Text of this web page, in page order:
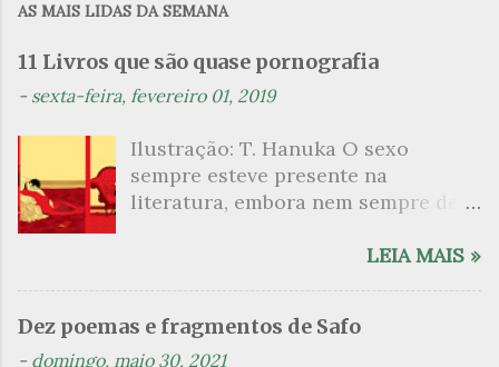
n
t
i
o
AS MAIS LIDAS DA SEMANA
11 Livros que são quase pornografia
- sexta-feira, fevereiro 01, 2019
Ilustração: T. Hanuka O sexo
sempre esteve presente na
literatura, embora nem sempre de
que mergulharam em sua própria
psicanalítico e findaram por revelar
LEIA MAIS »
Dez poemas e fragmentos de Safo
- domingo, maio 30, 2021